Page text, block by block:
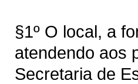
§1º O local, a
atendendo aos
Secretaria de